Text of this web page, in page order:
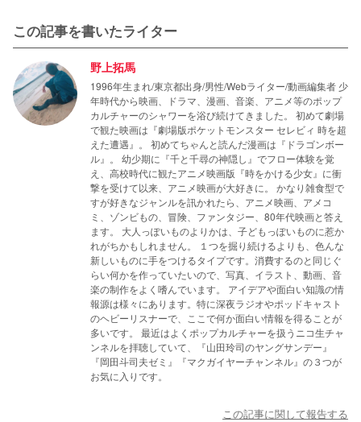
この記事を書いたライター
野上拓馬
1996年生まれ/東京都出身/男性/Webライター/動画編集者 少
年時代から映画、ドラマ、漫画、音楽、アニメ等のポップ
カルチャーのシャワーを浴び続けてきました。 初めて劇場
で観た映画は『劇場版ポケットモンスター セレビィ 時を超
えた遭遇』。 初めてちゃんと読んだ漫画は『ドラゴンボー
ル』。 幼少期に『千と千尋の神隠し』でフロー体験を覚
え、高校時代に観たアニメ映画版『時をかける少女』に衝
撃を受けて以来、アニメ映画が大好きに。 かなり雑食型で
すが好きなジャンルを訊かれたら、アニメ映画、アメコ
ミ、ゾンビもの、冒険、ファンタジー、80年代映画と答え
ます。 大人っぽいものよりかは、子どもっぽいものに惹か
れがちかもしれません。 １つを掘り続けるよりも、色んな
新しいものに手をつけるタイプです。消費するのと同じぐ
らい何かを作っていたいので、写真、イラスト、動画、音
楽の制作をよく嗜んでいます。 アイデアや面白い知識の情
報源は様々にあります。特に深夜ラジオやポッドキャスト
のヘビーリスナーで、ここで何か面白い情報を得ることが
多いです。 最近はよくポップカルチャーを扱うニコ生チャ
ンネルを拝聴していて、『山田玲司のヤングサンデー』
『岡田斗司夫ゼミ』『マクガイヤーチャンネル』の３つが
お気に入りです。
この記事に関して報告する